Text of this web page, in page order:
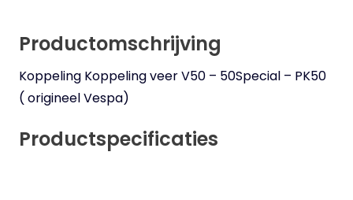
Productomschrijving
Koppeling Koppeling veer V50 – 50Special – PK50
( origineel Vespa)
Productspecificaties